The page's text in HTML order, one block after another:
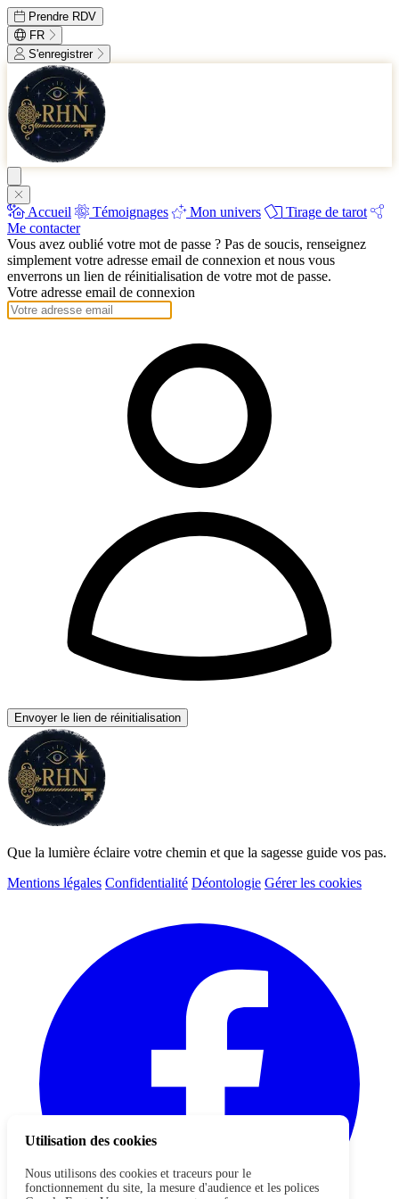
Prendre RDV
FR
S'enregistrer
Accueil Témoignages Mon univers
Tirage de tarot
Me contacter
Vous avez oublié votre mot de passe ? Pas de soucis, renseignez
simplement votre adresse email de connexion et nous vous
enverrons un lien de réinitialisation de votre mot de passe.
Votre adresse email de connexion
Envoyer le lien de réinitialisation
Que la lumière éclaire votre chemin et que la sagesse guide vos pas.
Mentions légales Confidentialité Déontologie Gérer les cookies
Utilisation des cookies
Nous utilisons des cookies et traceurs pour le
fonctionnement du site, la mesure d'audience et les polices